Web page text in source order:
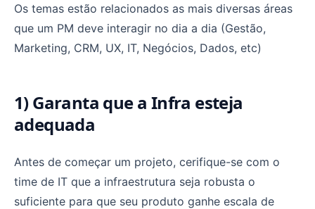
Os temas estão relacionados as mais diversas áreas
que um PM deve interagir no dia a dia (Gestão,
Marketing, CRM, UX, IT, Negócios, Dados, etc)
1) Garanta que a Infra esteja
adequada
Antes de começar um projeto, cerifique-se com o
time de IT que a infraestrutura seja robusta o
suficiente para que seu produto ganhe escala de